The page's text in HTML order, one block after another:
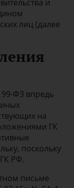
и
лиц (далее
99-ФЗ впредь
на
ГК
поскольку
РФ.
письме